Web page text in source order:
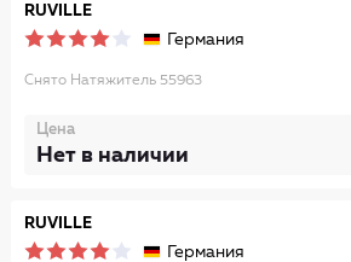
RUVILLE
Германия
Снято Натяжитель 55963
Цена
Нет в наличии
RUVILLE
Германия